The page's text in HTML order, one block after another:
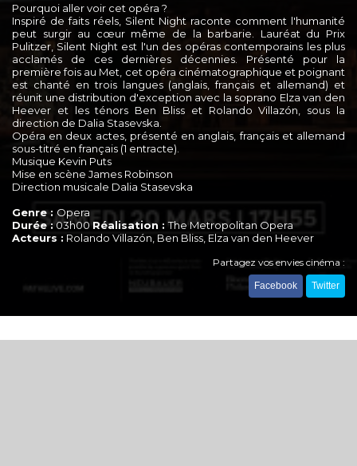
Pourquoi aller voir cet opéra ?
Inspiré de faits réels, Silent Night raconte comment l'humanité
peut surgir au cœur même de la barbarie. Lauréat du Prix
Pulitzer, Silent Night est l'un des opéras contemporains les plus
acclamés de ces dernières décennies. Présenté pour la
première fois au Met, cet opéra cinématographique et poignant
est chanté en trois langues (anglais, français et allemand) et
réunit une distribution d'exception avec la soprano Elza van den
Heever et les ténors Ben Bliss et Rolando Villazón, sous la
direction de Dalia Stasevska.
Opéra en deux actes, présenté en anglais, français et allemand
sous-titré en français (1 entracte).
Musique Kevin Puts
Mise en scène James Robinson
Direction musicale Dalia Stasevska
Genre : Opera
Durée : 03h00 Réalisation :The Metropolitan Opera
Acteurs : Rolando Villazón, Ben Bliss, Elza van den Heever
Partagez vos envies cinéma :
Facebook Twitter